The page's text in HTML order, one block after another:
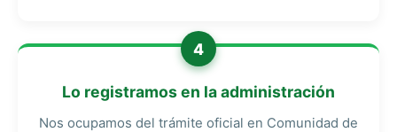
4
Lo registramos en la administración
Nos ocupamos del trámite oficial en Comunidad de